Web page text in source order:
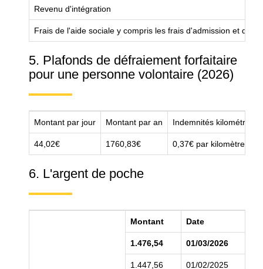
Revenu d'intégration
Frais de l'aide sociale y compris les frais d'admission et de
5. Plafonds de défraiement forfaitaire
pour une personne volontaire (2026)
Montant par jour Montant par an Indemnités
44,02€ 1760,83€ 0,37€ par kilomètre
6. L'argent de poche
Montant Date
1.476,54 01/03/2026
1.447,56 01/02/2025